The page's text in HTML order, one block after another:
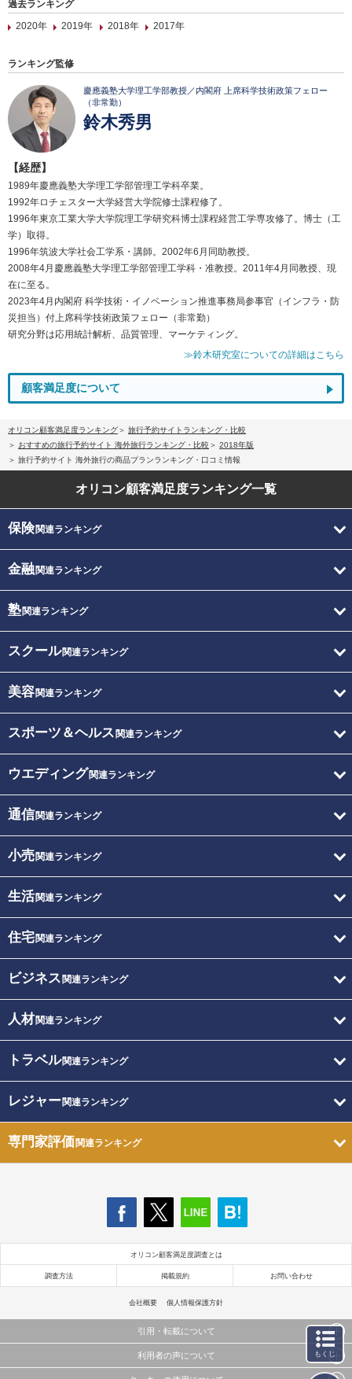
過去ランキング
2020年
2019年 2018年 2017年
ランキング監修
慶應義塾大学理工学部教授／内閣府 上席科学技術政策フェロー
（非常勤）
鈴木秀男
【経歴】
1989年慶應義塾大学理工学部管理工学科卒業。
1992年ロチェスター大学経営大学院修士課程修了。
1996年東京工業大学大学院理工学研究科博士課程経営工学専攻修了。博士（工
学）取得。
1996年筑波大学社会工学系・講師。2002年6月同助教授。
2008年4月慶應義塾大学理工学部管理工学科・准教授。2011年4月同教授、現
在に至る。
2023年4月内閣府 科学技術・イノベーション推進事務局参事官（インフラ・防
災担当）付上席科学技術政策フェロー（非常勤）
研究分野は応用統計解析、品質管理、マーケティング。
≫鈴木研究室についての詳細はこちら
顧客満足度について
オリコン顧客満足度ランキング
旅行予約サイトランキング・比較
おすすめの旅行予約サイト 海外旅行ランキング・比較
2018年版
旅行予約サイト 海外旅行の商品プランランキング・口コミ情報
オリコン顧客満足度ランキング一覧
保険関連ランキング
金融関連ランキング
塾関連ランキング
スクール関連ランキング
美容関連ランキング
スポーツ＆ヘルス 関連ランキング
ウエディング関連ランキング
通信関連ランキング
小売関連ランキング
生活関連ランキング
住宅関連ランキング
ビジネス 関連ランキング
人材関連ランキング
トラベル関連ランキング
レジャー関連ランキング
専門家評価関連ランキング
オリコン顧客満足度調査とは
調査方法 掲載規約 お問い合わせ
会社概要 個人情報保護方針
引用・転載について
当サイトで公開されている情報（文字、写真、イラスト、画像データ等）及びこれらの配置・
利用者の声について もくじ